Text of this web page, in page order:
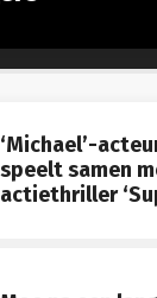
‘Michael’-
speelt samen
actiethriller